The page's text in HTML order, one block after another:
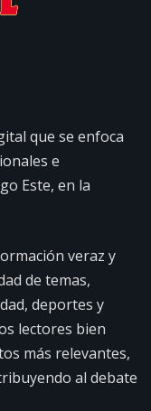
que se enfoca
e
Este, en la
veraz y
de temas,
deportes y
lectores bien
más relevantes,
al debate